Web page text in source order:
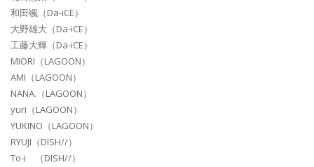
和田颯（Da-iCE）
大野雄大（Da-iCE）
工藤大輝（Da-iCE）
MIORI（LAGOON）
AMI（LAGOON）
NANA.（LAGOON）
yuri（LAGOON）
YUKINO（LAGOON）
RYUJI（DISH//）
To-i （DISH//）